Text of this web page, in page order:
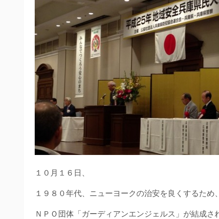
１０月１６日、
１９８０年代、ニューヨークの治安を良くするため
ＮＰＯ団体「ガーディアンエンジェルス」が結成さ